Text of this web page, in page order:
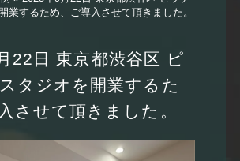
業するため、ご導入させて頂きました。
22日 東京都渋谷区 ピ
タジオを開業するた
させて頂きました。